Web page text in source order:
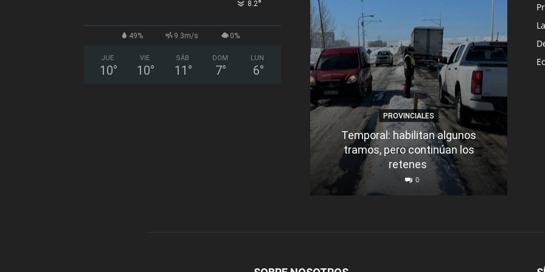
8.2°
49% 9.3m/s 0%
JUE
10°
VIE
10°
SÁB
11 °
DOM
7°
LUN
6°
PROVINCIALES
Temporal: habilitan algunos
tramos, pero continúan los
retenes
0